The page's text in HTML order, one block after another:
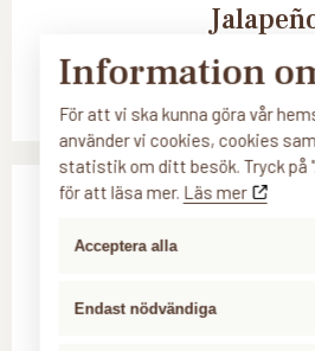
Visa produkt
Information
För att vi ska kunna göra vår
använder vi cookies, cookies
statistik om ditt besök. Tryck på
för att läsa mer. Läs mer
Acceptera alla
Endast nödvändiga